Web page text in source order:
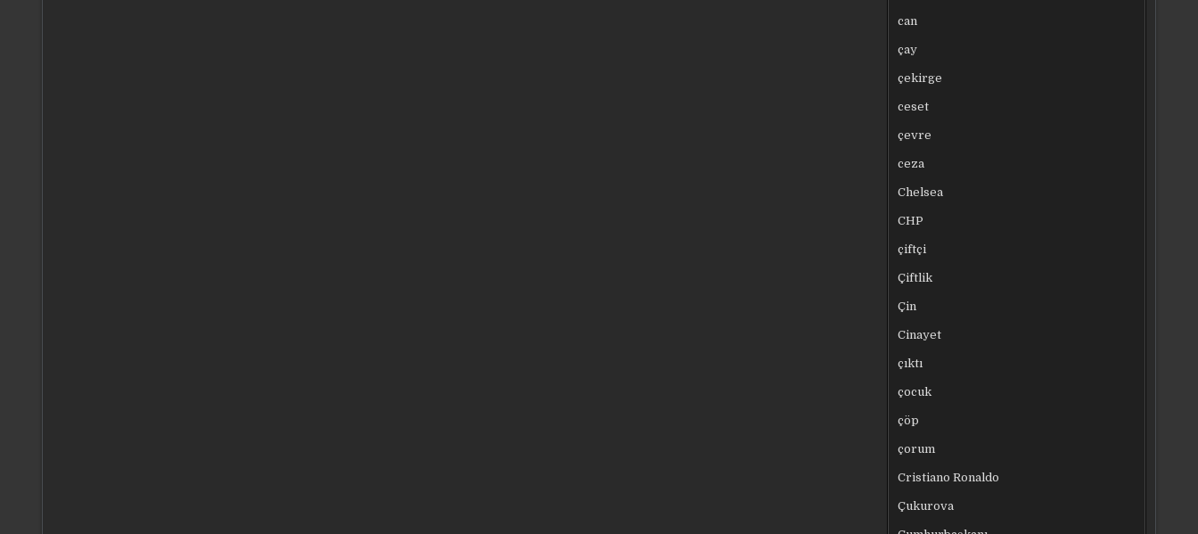
can
çay
çekirge
ceset
çevre
ceza
Chelsea
CHP
çiftçi
Çiftlik
Çin
Cinayet
çıktı
çocuk
çöp
çorum
Cristiano Ronaldo
Çukurova